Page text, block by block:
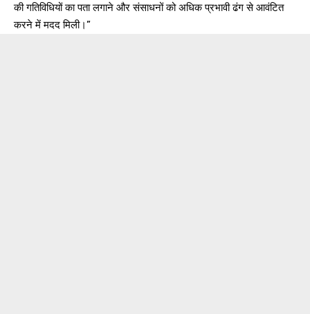
की गतिविधियों का पता लगाने और संसाधनों को अधिक प्रभावी ढंग से आवंटित
करने में मदद मिली।”